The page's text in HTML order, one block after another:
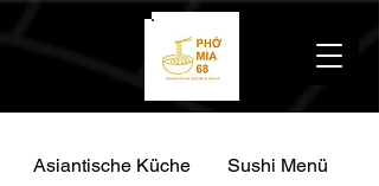
Asiantische Küche Sushi Menü